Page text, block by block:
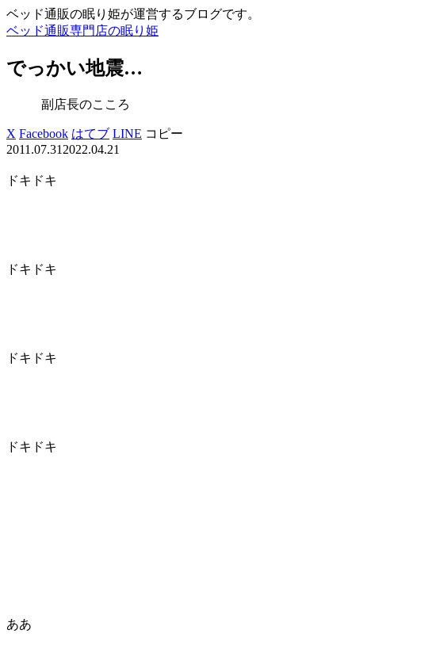
ベッド通販の眠り姫が運営するブログです。
ベッド通販専門店の眠り姫
でっかい地震…
副店長のこころ
X Facebook はてブ LINE コピー
2011.07.31 2022.04.21
ドキドキ
ドキドキ
ドキドキ
ドキドキ
ああ